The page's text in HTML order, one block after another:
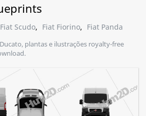
Fiat Scudo, Fiat Fiorino, Fiat Panda
plantas e ilustrações royalty-free